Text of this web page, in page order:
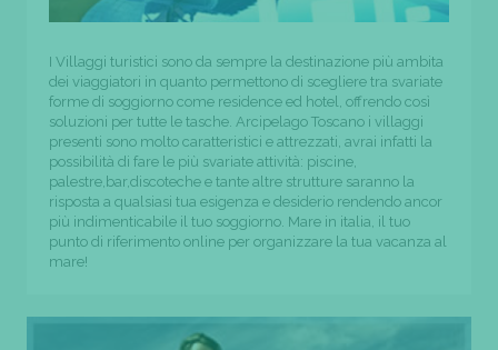
I Villaggi turistici sono da sempre la destinazione più ambita
dei viaggiatori in quanto permettono di scegliere tra svariate
forme di soggiorno come residence ed hotel, offrendo così
soluzioni per tutte le tasche. Arcipelago Toscano i villaggi
presenti sono molto caratteristici e attrezzati, avrai infatti la
possibilità di fare le più svariate attività: piscine,
palestre,bar,discoteche e tante altre strutture saranno la
risposta a qualsiasi tua esigenza e desiderio rendendo ancor
più indimenticabile il tuo soggiorno. Mare in italia, il tuo
punto di riferimento online per organizzare la tua vacanza al
mare!